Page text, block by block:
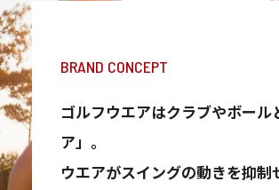
BRAND CONCEPT
ゴルフウエアはクラブやボール
ア」。
ウエアがスイングの動きを抑制